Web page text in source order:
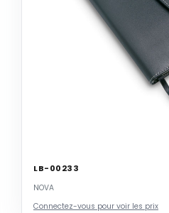
LB-00233
NOVA
Connectez-vous pour voir les prix